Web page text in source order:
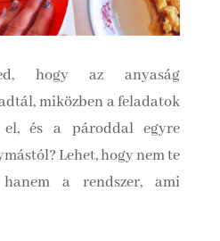
hogy az anyaság
miközben a feladatok
és a pároddal egyre
Lehet, hogy nem te
a rendszer, ami